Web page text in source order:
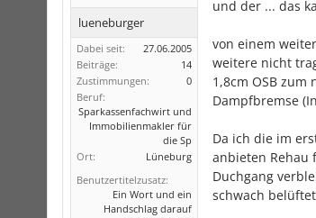
lueneburger
Dabei seit:
27.06.2005
Beiträge:
14
Zustimmungen:
0
Beruf:
Sparkassenfachwirt und
Immobilienmakler für
die Sp
Ort:
Lüneburg
Benutzertitelzusatz:
Ein Wort und ein
Handschlag darauf
und der ... das
von einem
weitere nicht
1,8cm OSB
Dampfbremse
Da ich die im
anbieten Rehau
Duchgang
schwach